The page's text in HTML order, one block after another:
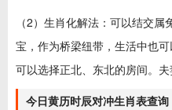
（2）生肖化解法：可以结交
宝，作为桥梁纽带，生活中也
可以选择正北、东北的房间。
今日黄历时辰对冲生肖表查询